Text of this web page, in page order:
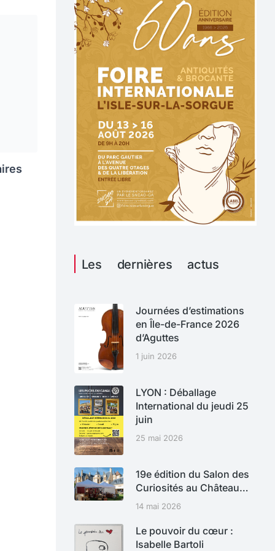
Les dernières actus
Journées d’estimations
en Île-de-France 2026
d’Aguttes
1 juin 2026
LYON : Déballage
International du jeudi 25
juin
25 mai 2026
19e édition du Salon des
Curiosités au Château…
14 mai 2026
Le pouvoir du cœur :
Isabelle Bartoli